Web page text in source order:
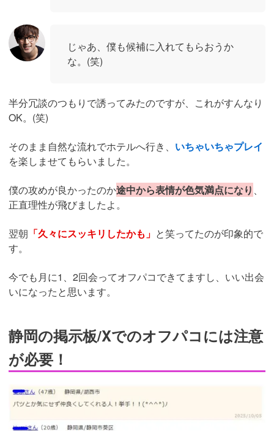
じゃあ、僕も候補に入れてもらおうか
な。(笑)
半分冗談のつもりで誘ってみたのですが、これがすんなり
OK。(笑)
そのまま自然な流れでホテルへ行き、 いちゃいちゃプレイ
を楽しませてもらいました。
僕の攻めが良かったのか途中から表情が色気満点になり 、
正直理性が飛びましたよ。
翌朝 「久々にスッキリしたかも」 と笑ってたのが印象的で
す。
今でも月に1、2回会ってオフパコできてますし、いい出会
いになったと思います。
静岡の掲示板/Xでのオフパコには注意
が必要！